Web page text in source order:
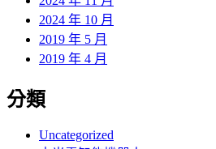
2024 年 10 月
2019 年 5 月
2019 年 4 月
分類
Uncategorized